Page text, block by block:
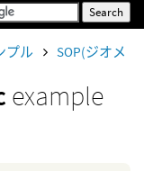
プル
SOP(ジオメ
example